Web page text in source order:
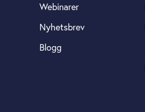
Webinarer
Nyhetsbrev
Blogg